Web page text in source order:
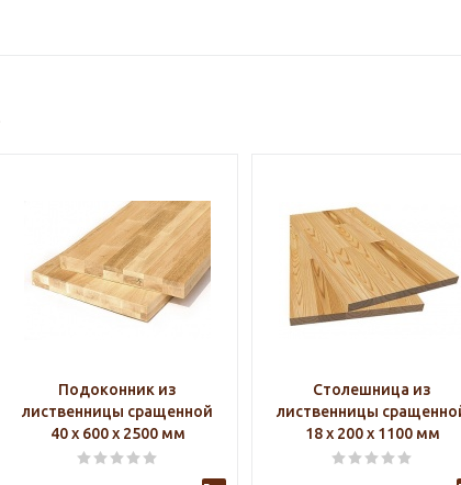
Подоконник из
лиственницы сращенной
40 х 600 х 2500 мм
Столешница из
лиственницы
18 х 200 х 1100 мм